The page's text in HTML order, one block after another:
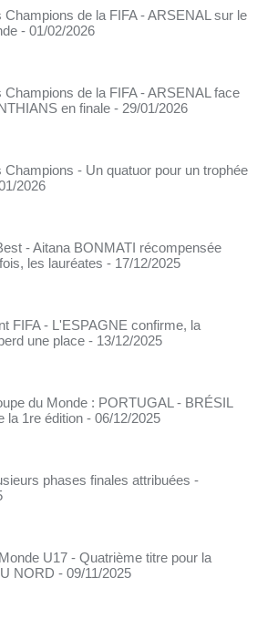
Champions de la FIFA - ARSENAL sur le
- 01/02/2026
Champions de la FIFA - ARSENAL face
en finale - 29/01/2026
Champions - Un quatuor pour un trophée
2026
- Aitana BONMATI récompensée
les lauréates - 17/12/2025
FIFA - L'ESPAGNE confirme, la
une place - 13/12/2025
du Monde : PORTUGAL - BRÉSIL
la 1re édition - 06/12/2025
phases finales attribuées -
U17 - Quatrième titre pour la
NORD - 09/11/2025